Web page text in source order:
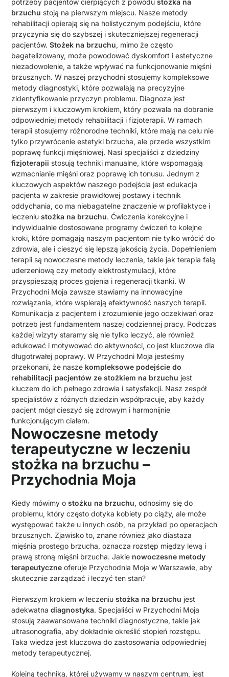
potrzeby pacjentów cierpiących z powodustożka na
brzuchu stoją na pierwszym miejscu. Nasze metody
rehabilitacji opierają się na holistycznym podejściu, które
przyczynia się do szybszej i skuteczniejszej regeneracji
pacjentów.Stożek na brzuchu, mimo że często
bagatelizowany, może powodować dyskomfort i estetyczne
niezadowolenie, a także wpływać na funkcjonowanie mięśni
brzusznych. W naszej przychodni stosujemy kompleksowe
metody diagnostyki, które pozwalają na precyzyjne
zidentyfikowanie przyczyn problemu. Diagnoza jest
pierwszym i kluczowym krokiem, który pozwala na dobranie
odpowiedniej metody rehabilitacji i fizjoterapii. W ramach
terapii stosujemy różnorodne techniki, które mają na celu nie
tylko przywrócenie estetyki brzucha, ale przede wszystkim
poprawę funkcji mięśniowej. Nasi specjaliści z dziedziny
fizjoterapii stosują techniki manualne, które wspomagają
wzmacnianie mięśni oraz poprawę ich tonusu. Jednym z
kluczowych aspektów naszego podejścia jest edukacja
pacjenta w zakresie prawidłowej postawy i technik
oddychania, co ma niebagatelne znaczenie w profilaktyce i
leczeniustożka na brzuchu. Ćwiczenia korekcyjne i
indywidualnie dostosowane programy ćwiczeń to kolejne
kroki, które pomagają naszym pacjentom nie tylko wrócić do
zdrowia, ale i cieszyć się lepszą jakością życia. Dopełnieniem
terapii są nowoczesne metody leczenia, takie jak terapia falą
uderzeniową czy metody elektrostymulacji, które
przyspieszają proces gojenia i regeneracji tkanki. W
Przychodni Moja zawsze stawiamy na innowacyjne
rozwiązania, które wspierają efektywność naszych terapii.
Komunikacja z pacjentem i zrozumienie jego oczekiwań oraz
potrzeb jest fundamentem naszej codziennej pracy. Podczas
każdej wizyty staramy się nie tylko leczyć, ale również
edukować i motywować do aktywności, co jest kluczowe dla
długotrwałej poprawy. W Przychodni Moja jesteśmy
przekonani, że nasze kompleksowe podejście do
rehabilitacji pacjentów ze stożkiem na brzuchu jest
kluczem do ich pełnego zdrowia i satysfakcji. Nasz zespół
specjalistów z różnych dziedzin współpracuje, aby każdy
pacjent mógł cieszyć się zdrowym i harmonijnie
funkcjonującym ciałem.
Nowoczesne metody
terapeutyczne w leczeniu
stożka na brzuchu –
Przychodnia Moja
Kiedy mówimy ostożku na brzuchu, odnosimy się do
problemu, który często dotyka kobiety po ciąży, ale może
występować także u innych osób, na przykład po operacjach
brzusznych. Zjawisko to, znane również jako diastaza
mięśnia prostego brzucha, oznacza rozstęp między lewą i
prawą stroną mięśni brzucha. Jakie nowoczesne metody
terapeutyczne oferuje Przychodnia Moja w Warszawie, aby
skutecznie zarządzać i leczyć ten stan?
Pierwszym krokiem w leczeniustożka na brzuchu jest
adekwatnadiagnostyka. Specjaliści w Przychodni Moja
stosują zaawansowane techniki diagnostyczne, takie jak
ultrasonografia, aby dokładnie określić stopień rozstępu.
Taka wiedza jest kluczowa do zastosowania odpowiedniej
metody terapeutycznej.
Kolejną techniką, której używamy w naszym centrum, jest